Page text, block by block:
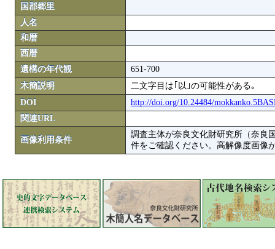
国郡郷里
人名
和暦
西暦
遺構の年代観
651-700
木簡説明
二文字目は｢以｣の可能性がある｡
DOI
http://doi.org/10.24484/
関連URL
画像利用条件
調査主体が奈良文化財研究所（奈良
件をご確認ください。高解像度画像